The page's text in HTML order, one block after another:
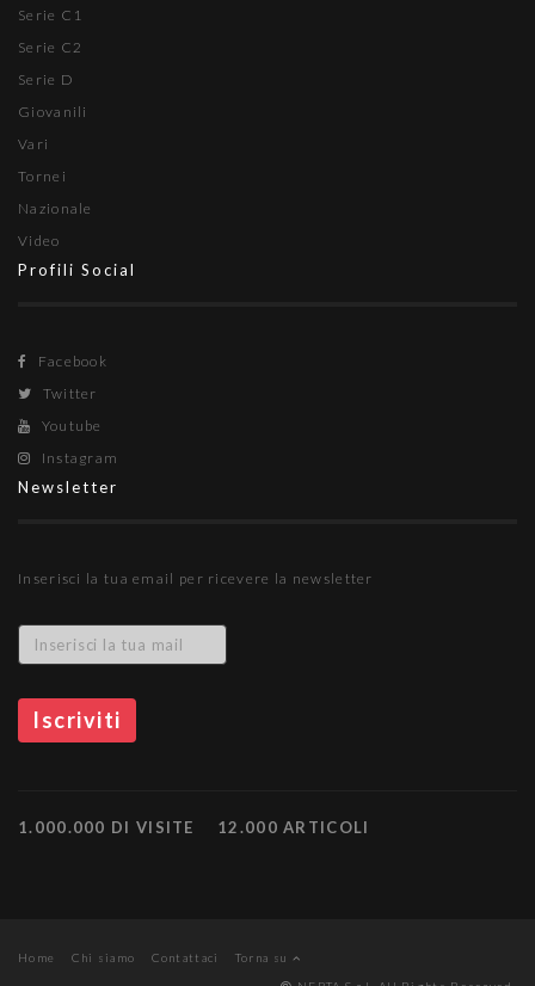
Serie C1
Serie C2
Serie D
Giovanili
Vari
Tornei
Nazionale
Video
Profili Social
Facebook
Twitter
Youtube
Instagram
Newsletter
Inserisci la tua email per ricevere la newsletter
1.000.000 DI VISITE 12.000 ARTICOLI
Home Chi siamo Contattaci
Torna su